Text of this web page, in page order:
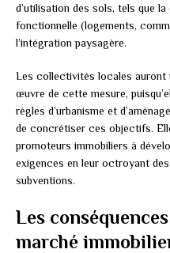
d’utilisation des sols, tels que
fonctionnelle (logements,
l’intégration paysagère.
Les collectivités locales auront
œuvre de cette mesure,
règles d’urbanisme et
de concrétiser ces objectifs.
promoteurs immobiliers à
exigences en leur octroyant
subventions.
Les
marché